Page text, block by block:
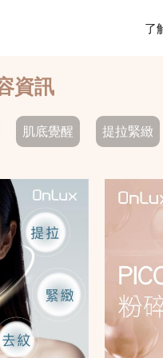
了
資訊
肌底覺醒 提拉緊緻